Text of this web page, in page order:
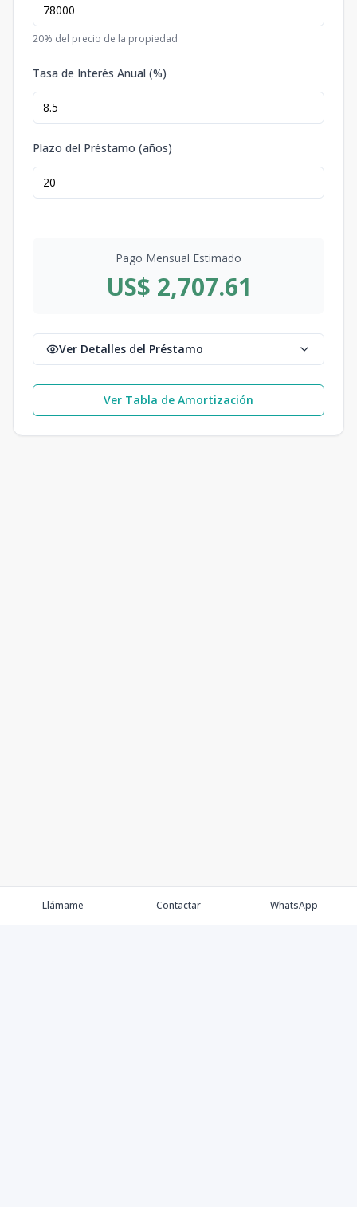
20% del precio de la propiedad
Tasa de Interés Anual (%)
Plazo del Préstamo (años)
Pago Mensual Estimado
US$ 2,707.61
Ver Detalles del Préstamo
Ver Tabla de Amortización
Llámame Contactar WhatsApp